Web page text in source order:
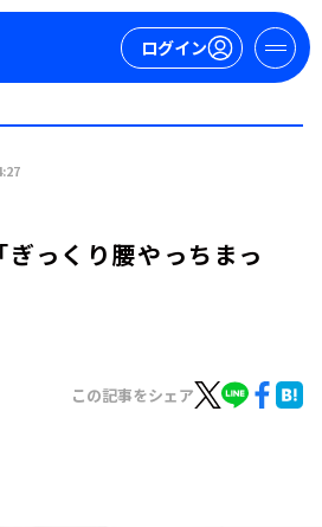
ログイン
っくり腰やっちまっ
この記事をシェア